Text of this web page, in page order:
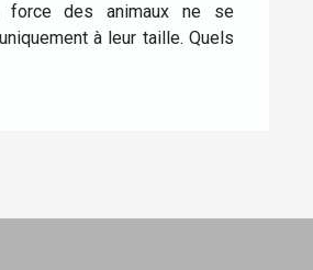
force des animaux ne se
à leur taille. Quels